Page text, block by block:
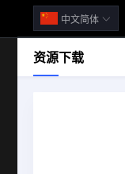
中文简体
资源下载